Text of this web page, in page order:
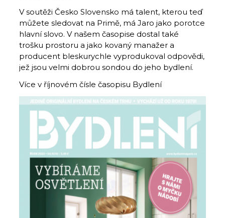
V soutěži Česko Slovensko má talent, kterou teď
můžete sledovat na Primě, má Jaro jako porotce
hlavní slovo. V našem časopise dostal také
trošku prostoru a jako kovaný manažer a
producent bleskurychle vyprodukoval odpovědi,
jež jsou velmi dobrou sondou do jeho bydlení.
Více v říjnovém čísle časopisu Bydlení